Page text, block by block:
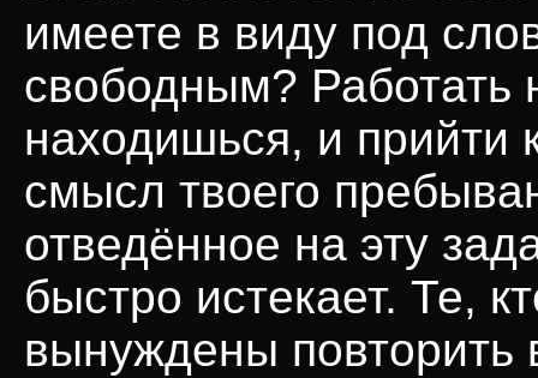
имеете в виду под
свободным? Работать
находишься, и прийти
смысл твоего
отведённое на эту
быстро истекает. Те,
вынуждены повторить